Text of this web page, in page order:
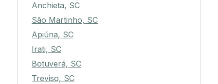
Anchieta, SC
São Martinho, SC
Apiúna, SC
Irati, SC
Botuverá, SC
Treviso, SC